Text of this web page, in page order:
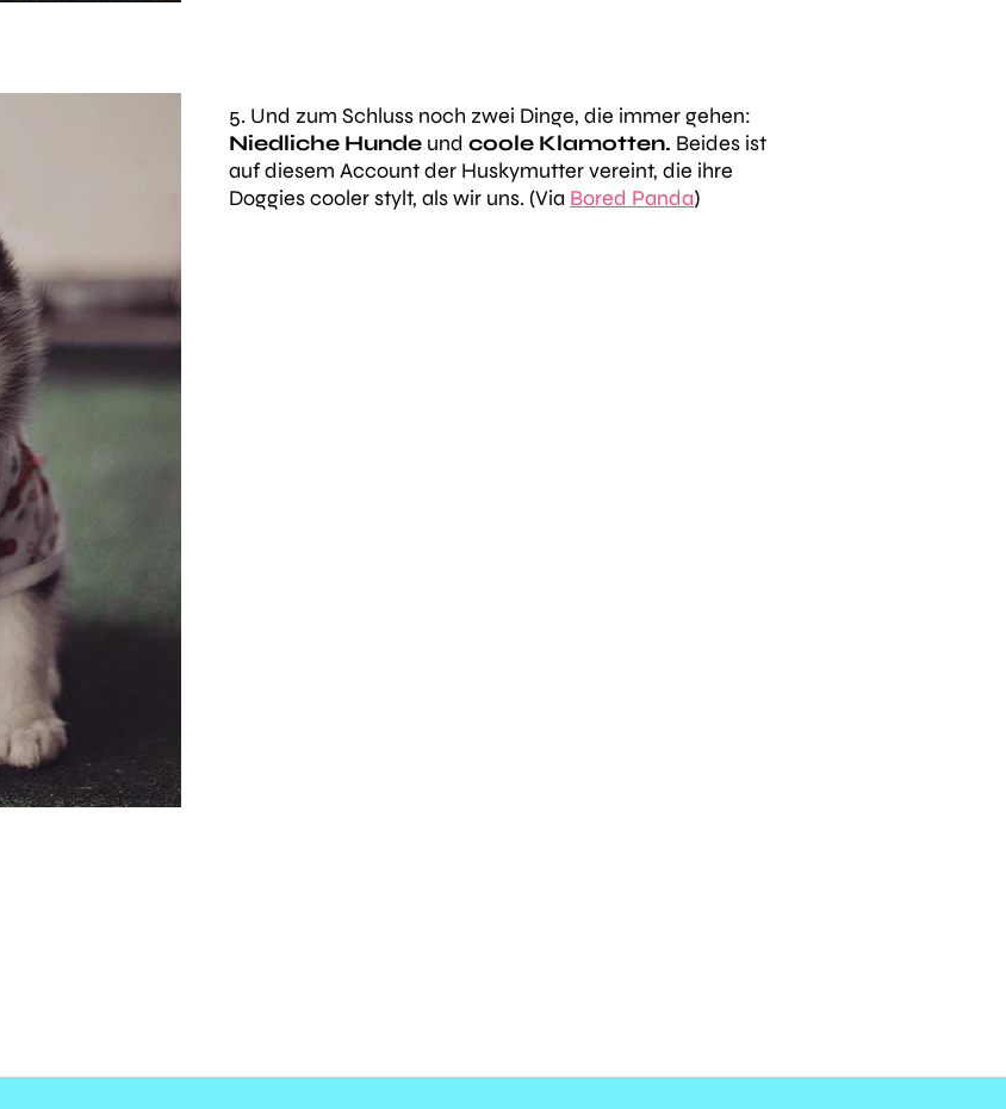
5. Und zum Schluss noch zwei Dinge, die immer gehen:
Niedliche Hunde und coole Klamotten. Beides ist
auf diesem Account der Huskymutter vereint, die ihre
Doggies cooler stylt, als wir uns. (Via Bored Panda)